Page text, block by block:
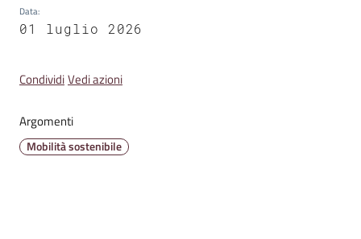
o
v
n
t
i
Data:
01 luglio 2026
CondividiVedi azioni
Argomenti
Mobilità sostenibile